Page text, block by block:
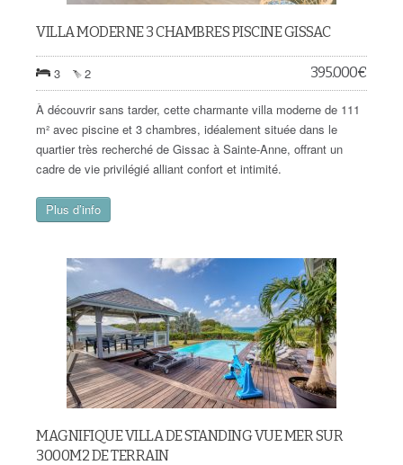
VILLA MODERNE 3 CHAMBRES PISCINE GISSAC
3 2 395.000€
À découvrir sans tarder, cette charmante villa moderne de 111
m² avec piscine et 3 chambres, idéalement située dans le
quartier très recherché de Gissac à Sainte-Anne, offrant un
cadre de vie privilégié alliant confort et intimité.
Plus d’info
MAGNIFIQUE VILLA DE STANDING VUE MER SUR
3000M2 DE TERRAIN